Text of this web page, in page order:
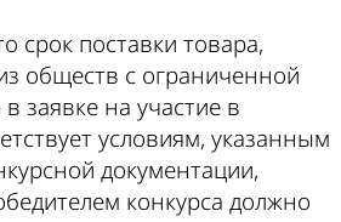
срок поставки товара,
обществ с ограниченной
заявке на участие в
условиям, указанным
документации,
конкурса должно